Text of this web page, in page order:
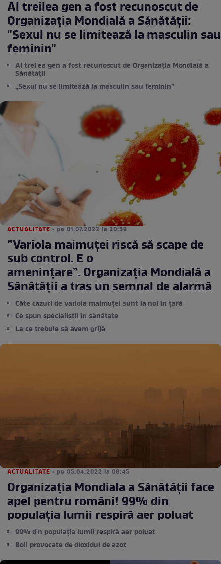
Al treilea gen a fost recunoscut de
Organizația Mondială a Sănătății:
"Sexul nu se limitează la masculin sau
feminin"
Al treilea gen a fost recunoscut de Organizația Mondială a
Sănătății
„Sexul nu se limitează la masculin sau feminin”
ACTUALITATE • pe 01.07.2022 la 20:59
”Variola maimuței riscă să scape de
sub control. E o
ameninţare”. Organizaţia Mondială a
Sănătăţii a tras un semnal de alarmă
Câte cazuri de variola maimuței sunt la noi în țară
Ce spun specialiștii în sănătate
La ce trebuie să avem grijă
ACTUALITATE • pe 05.04.2022 la 08:45
Organizația Mondiala a Sănătății face
apel pentru români! 99% din
populația lumii respiră aer poluat
99% din populația lumii respiră aer poluat
Boli provocate de dioxidul de azot